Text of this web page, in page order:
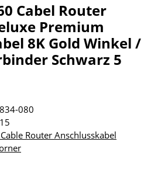
Cabel Router
Premium
8K Gold Winkel /
Schwarz 5
080
Router Anschlusskabel